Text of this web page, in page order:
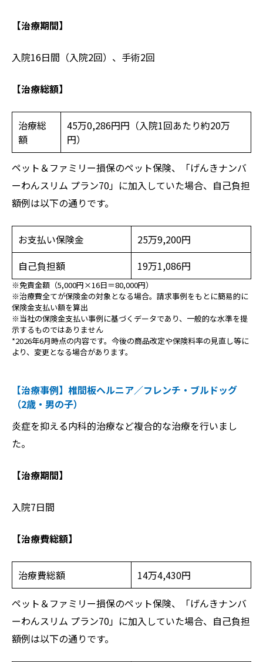
【治療期間】
入院16日間（入院2回）、手術2回
【治療総額】
治療総
額
45万0,286円円（入院1回あたり約20万
円）
ペット＆ファミリー損保のペット保険、「げんきナンバ
ーわんスリム プラン70」に加入していた場合、自己負担
額例は以下の通りです。
お支払い保険金
25万9,200円
自己負担額
19万1,086円
※免責金額（5,000円×16日＝80,000円）
※治療費全てが保険金の対象となる場合。請求事例をもとに簡易的に
保険金支払い額を算出
※当社の保険金支払い事例に基づくデータであり、一般的な水準を提
示するものではありません
*2026年6月時点の内容です。今後の商品改定や保険料率の見直し等に
より、変更となる場合があります。
【治療事例】椎間板ヘルニア／フレンチ・ブルドッグ
（2歳・男の子）
炎症を抑える内科的治療など複合的な治療を行いまし
た。
【治療期間】
入院7日間
【治療費総額】
治療費総額
14万4,430円
ペット＆ファミリー損保のペット保険、「げんきナンバ
ーわんスリム プラン70」に加入していた場合、自己負担
額例は以下の通りです。